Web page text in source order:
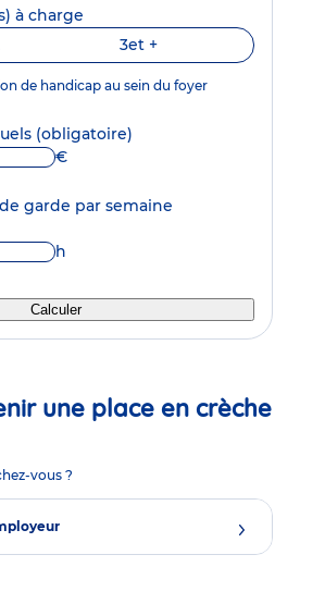
à charge
3et +
de handicap au sein du foyer
(obligatoire)
€
garde par semaine
h
Calculer
une place en crèche
vous ?